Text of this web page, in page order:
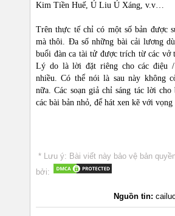
Kim Tiền Huế, Ú Liu Ú Xáng, v.v…
Trên thực tế chỉ có một số bản được
mà thôi. Đa số những bài cải lương
buổi đàn ca tài tử được trích từ các vở
Lý do là lời đặt riêng cho các điệu /
nhiều. Có thể nói là sau này không
nữa. Các soạn giả chỉ sáng tác lời
các bài bản nhỏ, để hát xen kẽ với vọng
* Lưu ý: Bài viết này bảo vệ bản
bởi:
Nguồn tin: